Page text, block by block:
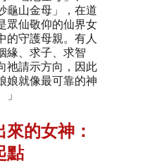
龜山金母 」，在道
眾仙敬仰的仙界女
的守護母親。有人
緣、求子、求智
祂請示方向，因此
娘就像最可靠的神
的女神：
點